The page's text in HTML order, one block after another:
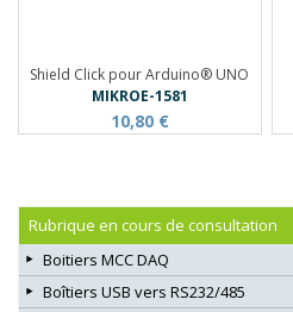
Shield Click pour Arduino® UNO
MIKROE-1581
10,80 €
Rubrique en cours de consultation
Boitiers MCC DAQ
Boîtiers USB vers RS232/485